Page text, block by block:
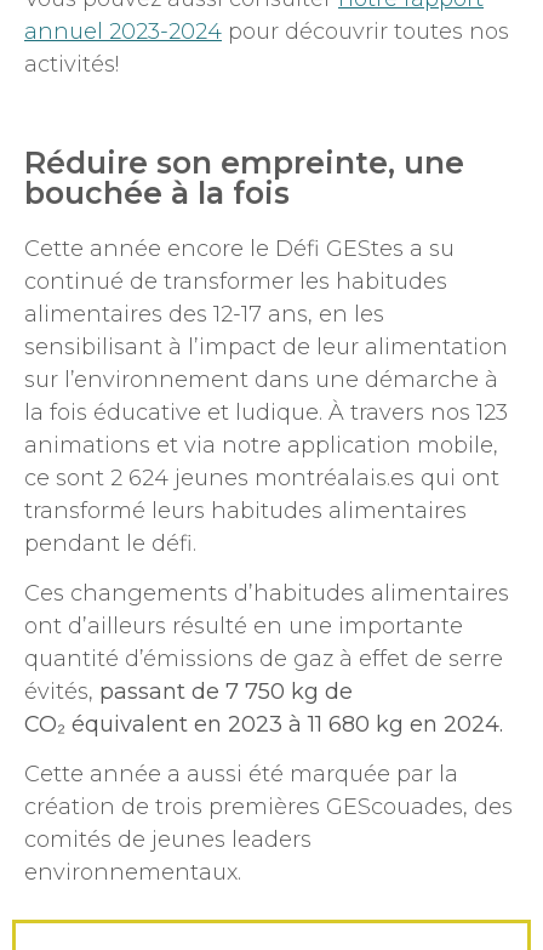
annuel 2023-2024 pour découvrir toutes nos
activités!
Réduire son empreinte, une
bouchée à la fois
Cette année encore le Défi GEStes a su
continué de transformer les habitudes
alimentaires des 12-17 ans, en les
sensibilisant à l’impact de leur alimentation
sur l’environnement dans une démarche à
la fois éducative et ludique. À travers nos 123
animations et via notre application mobile,
ce sont 2 624 jeunes montréalais.es qui ont
transformé leurs habitudes alimentaires
pendant le défi.
Ces changements d’habitudes alimentaires
ont d’ailleurs résulté en une importante
quantité d’émissions de gaz à effet de serre
évités, passant de 7 750 kg de
CO₂ équivalent en 2023 à 11 680 kg en 2024.
Cette année a aussi été marquée par la
création de trois premières GEScouades, des
comités de jeunes leaders
environnementaux.